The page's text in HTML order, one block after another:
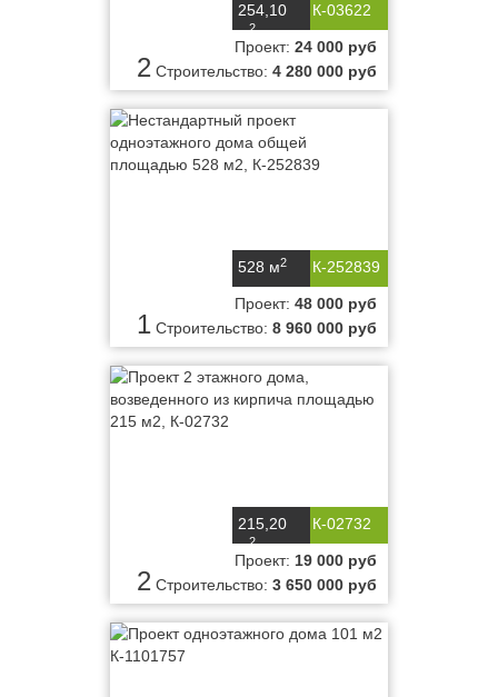
К-03622
254,10
м2
2
Проект: 24 000 руб
Строительство: 4 280 000 руб
К-252839
528 м2
1
Проект: 48 000 руб
Строительство: 8 960 000 руб
К-02732
215,20
м2
2
Проект: 19 000 руб
Строительство: 3 650 000 руб